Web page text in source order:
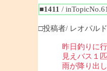
■1411 /
□投稿者/ レオパル
昨日釣りに
見えバス１
雨が降り出